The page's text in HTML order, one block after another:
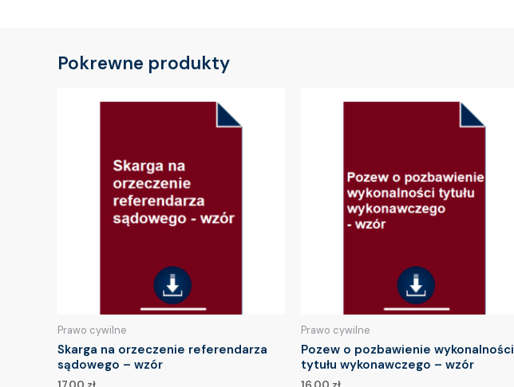
Pokrewne produkty
Prawo cywilne
Skarga na orzeczenie referendarza
sądowego – wzór
Prawo cywilne
Pozew o pozbawienie wykonalności
tytułu wykonawczego – wzór